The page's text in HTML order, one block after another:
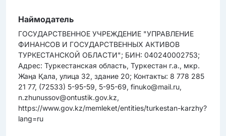
Наймодатель
ГОСУДАРСТВЕННОЕ УЧРЕЖДЕНИЕ "УПРАВЛЕНИЕ
ФИНАНСОВ И ГОСУДАРСТВЕННЫХ АКТИВОВ
ТУРКЕСТАНСКОЙ ОБЛАСТИ"; БИН: 040240002753;
Адрес: Туркестанская область, Туркестан г.а., мкр.
Жаңа Қала, улица 32, здание 20; Контакты: 8 778 285
21 77, (72533) 5-95-59, 5-95-69, finuko@mail.ru,
n.zhunussov@ontustik.gov.kz,
https://www.gov.kz/memleket/entities/turkestan-karzhy?
lang=ru